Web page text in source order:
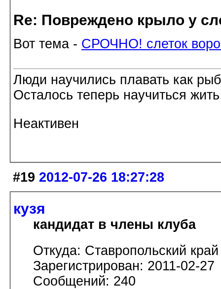
Re: Повреждено крыло у
Вот тема - СРОЧНО! слеток
Люди научились плавать как
Осталось теперь научиться
Неактивен
#19 2012-07-26 18:27:28
кузя
кандидат в члены клуба
Откуда: Ставропольский край
Зарегистрирован: 2011-02-27
Сообщений: 240